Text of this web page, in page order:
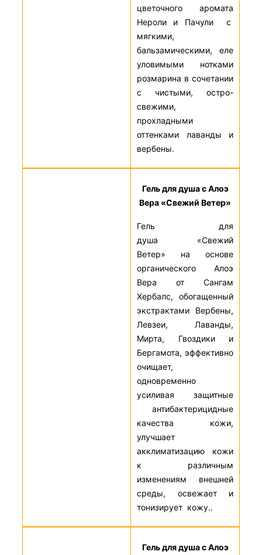
цветочного аромата
Нероли и Пачули с
мягкими,
бальзамическими, еле
уловимыми нотками
розмарина в сочетании
с чистыми, остро-
свежими,
прохладными
оттенками лаванды и
вербены.
Гель для душа с Алоэ
Вера «Свежий Ветер»
Гель для
душа «Свежий
Ветер» на основе
органического Алоэ
Вера от Сангам
Хербалс, обогащенный
экстрактами Вербены,
Левзеи, Лаванды,
Мирта, Гвоздики и
Бергамота, эффективно
очищает,
одновременно
усиливая защитные
антибактерицидные
качества кожи,
улучшает
акклиматизацию кожи
к различным
изменениям внешней
среды, освежает и
тонизирует кожу..
Гель для душа с Алоэ